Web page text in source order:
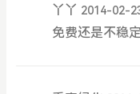
丫丫 2014-02-
免费还是不稳